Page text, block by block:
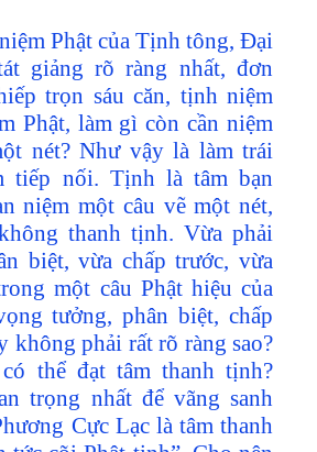
Phật của Tịnh tông, Đại
giảng rõ ràng nhất, đơn
trọn sáu căn, tịnh niệm
Phật, làm gì còn cần niệm
nét? Như vậy là làm trái
tiếp nối. Tịnh là tâm bạn
niệm một câu vẽ một nét,
thanh tịnh. Vừa phải
biệt, vừa chấp trước, vừa
một câu Phật hiệu của
tưởng, phân biệt, chấp
không phải rất rõ ràng sao?
thể đạt tâm thanh tịnh?
trọng nhất để vãng sanh
Cực Lạc là tâm thanh